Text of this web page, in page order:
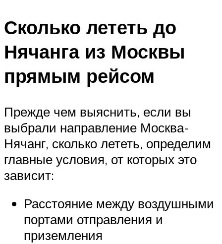
Сколько лететь до
Нячанга из Москвы
прямым рейсом
Прежде чем выяснить, если вы
выбрали направление Москва-
Нячанг, сколько лететь, определим
главные условия, от которых это
зависит:
Расстояние между воздушными
портами отправления и
приземления